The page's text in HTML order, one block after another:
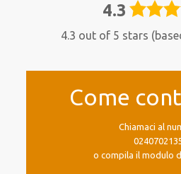
4.3 4,3
4.3 out of 5 stars
Come
Chiamaci al
o compila il modulo